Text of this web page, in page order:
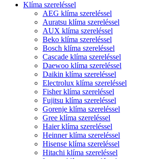
Klíma szereléssel
AEG klíma szereléssel
Auratsu klíma szereléssel
AUX klíma szereléssel
Beko klíma szereléssel
Bosch klíma szereléssel
Cascade klíma szereléssel
Daewoo klíma szereléssel
Daikin klíma szereléssel
Electrolux klíma szereléssel
Fisher klíma szereléssel
Fujitsu klíma szereléssel
Gorenje klíma szereléssel
Gree klíma szereléssel
Haier klíma szereléssel
Heinner klíma szereléssel
Hisense klíma szereléssel
Hitachi klíma szereléssel